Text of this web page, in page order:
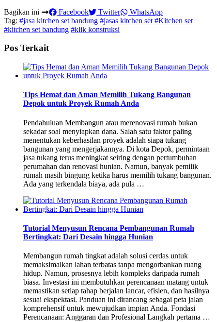
Bagikan ini
Facebook Twitter
WhatsApp
Tag: #jasa kitchen set bandung #jasas kitchen set #Kitchen set
#kitchen set bandung #klik konstruksi
Pos Terkait
Tips Hemat dan Aman Memilih Tukang Bangunan
Depok untuk Proyek Rumah Anda
Pendahuluan Membangun atau merenovasi rumah bukan
sekadar soal menyiapkan dana. Salah satu faktor paling
menentukan keberhasilan proyek adalah siapa tukang
bangunan yang mengerjakannya. Di kota Depok, permintaan
jasa tukang terus meningkat seiring dengan pertumbuhan
perumahan dan renovasi hunian. Namun, banyak pemilik
rumah masih bingung ketika harus memilih tukang bangunan.
Ada yang terkendala biaya, ada pula …
Tutorial Menyusun Rencana Pembangunan Rumah
Bertingkat: Dari Desain hingga Hunian
Membangun rumah tingkat adalah solusi cerdas untuk
memaksimalkan lahan terbatas tanpa mengorbankan ruang
hidup. Namun, prosesnya lebih kompleks daripada rumah
biasa. Investasi ini membutuhkan perencanaan matang untuk
memastikan setiap tahap berjalan lancar, efisien, dan hasilnya
sesuai ekspektasi. Panduan ini dirancang sebagai peta jalan
komprehensif untuk mewujudkan impian Anda. Fondasi
Perencanaan: Anggaran dan Profesional Langkah pertama …